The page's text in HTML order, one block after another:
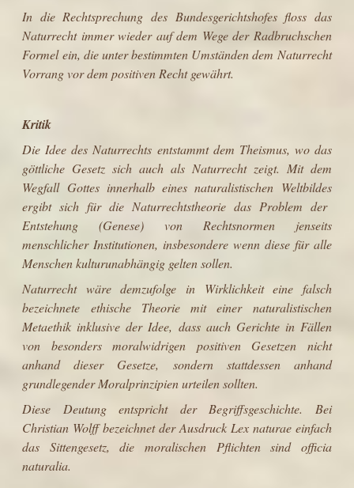
In die Rechtsprechung des Bundesgerichtshofesfloss das
Naturrecht immer wieder auf dem Wege der Radbruchschen
Formelein, die unter bestimmten Umständen dem Naturrecht
Vorrang vor dem positiven Recht gewährt.
Kritik
Die Idee des Naturrechts entstammt dem Theismus, wo das
göttliche Gesetz sich auch als Naturrecht zeigt. Mit dem
Wegfall Gottes innerhalb einesnaturalistischen Weltbildes
ergibt sich für die Naturrechtstheorie das Problem der
Entstehung (Genese) von Rechtsnormen jenseits
menschlicher Institutionen, insbesondere wenn diese für alle
Menschen kulturunabhängig gelten sollen.
Naturrecht wäre demzufolge in Wirklichkeit eine falsch
bezeichnete ethische Theoriemit einer naturalistischen
Metaethik inklusive der Idee, dass auch Gerichte in Fällen
von besonders moralwidrigen positiven Gesetzen nicht
anhand dieser Gesetze, sondern stattdessen anhand
grundlegender Moralprinzipien urteilen sollten.
Diese Deutung entspricht der Begriffsgeschichte. Bei
Christian Wolffbezeichnet der Ausdruck Lex naturae einfach
das Sittengesetz, die moralischen Pflichten sind officia
naturalia.